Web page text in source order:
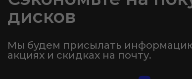
дисков
Мы будем присылать
акциях и скидках на почту.